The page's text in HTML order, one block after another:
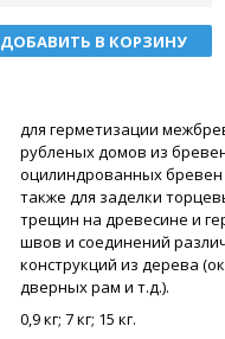
ДОБАВИТЬ В КОРЗИНУ
для герметизации
рубленых домов из
оцилиндрованных бревен
также для заделки
трещин на древесине и
швов и соединений
конструкций из дерева
дверных рам и т.д.).
0,9 кг; 7 кг; 15 кг.